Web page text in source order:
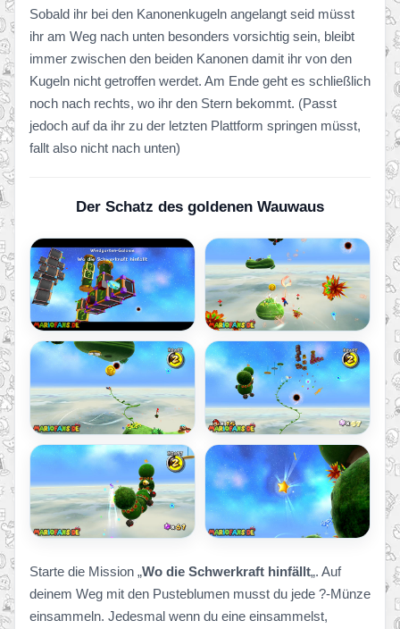
Sobald ihr bei den Kanonenkugeln angelangt seid müsst
ihr am Weg nach unten besonders vorsichtig sein, bleibt
immer zwischen den beiden Kanonen damit ihr von den
Kugeln nicht getroffen werdet. Am Ende geht es schließlich
noch nach rechts, wo ihr den Stern bekommt. (Passt
jedoch auf da ihr zu der letzten Plattform springen müsst,
fallt also nicht nach unten)
Der Schatz des goldenen Wauwaus
Starte die Mission „Wo die Schwerkraft hinfällt„. Auf
deinem Weg mit den Pusteblumen musst du jede ?-Münze
einsammeln. Jedesmal wenn du eine einsammelst,